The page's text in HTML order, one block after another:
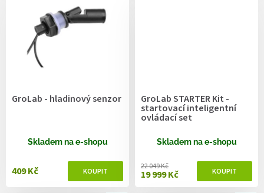
GroLab - hladinový senzor
Skladem na e-shopu
409 Kč
GroLab STARTER Kit -
startovací inteligentní
ovládací set
Skladem na e-shopu
19 999 Kč
22 049 Kč